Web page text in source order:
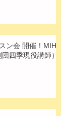
ン会 開催！MIHO
四季現役講師）